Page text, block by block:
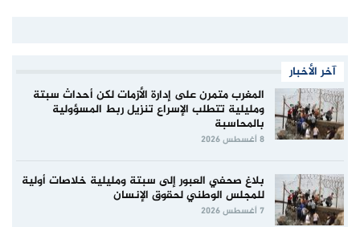
آخر الأخبار
المغرب متمرن على إدارة الأزمات لكن أحداث سبتة
ومليلية تتطلب الإسراع تنزيل ربط المسؤولية
بالمحاسبة
8 أغسطس 2026
بلاغ صحفي العبور إلى سبتة ومليلية خلاصات أولية
للمجلس الوطني لحقوق الإنسان
7 أغسطس 2026